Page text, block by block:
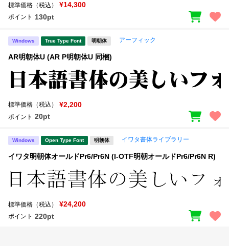
標準価格（税込） ¥14,300
ポイント 130pt
Windows True Type Font 明朝体 アーフィック
AR明朝体U (AR P明朝体U 同梱)
標準価格（税込） ¥2,200
ポイント 20pt
Windows Open Type Font 明朝体 イワタ書体ライブラリー
イワタ明朝体オールドPr6/Pr6N (I-OTF明朝オールドPr6/Pr6N R)
標準価格（税込） ¥24,200
ポイント 220pt